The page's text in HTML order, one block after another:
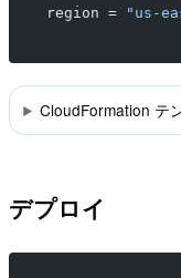
region =
"us-
CloudFormation テ
デプロイ